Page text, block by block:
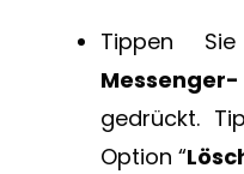
Tippen
gedrückt.
Option “